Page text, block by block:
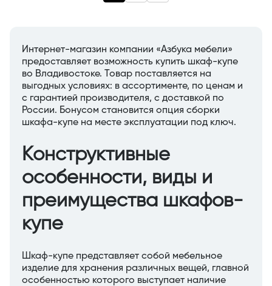
Интернет-магазин компании «Азбука мебели»
предоставляет возможность купить шкаф-купе
во Владивостоке. Товар поставляется на
выгодных условиях: в ассортименте, по ценам и
с гарантией производителя, с доставкой по
России. Бонусом становится опция сборки
шкафа-купе на месте эксплуатации под ключ.
Конструктивные
особенности, виды и
преимущества шкафов-
купе
Шкаф-купе представляет собой мебельное
изделие для хранения различных вещей, главной
особенностью которого выступает наличие